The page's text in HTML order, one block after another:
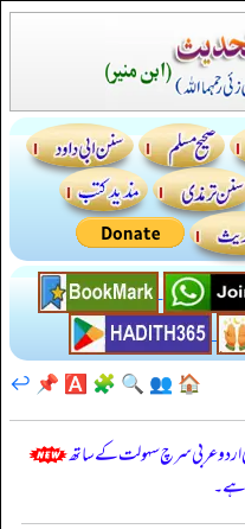
🏠
👥
🔍
🧩
🅰️
📌
↩️
اردو عربی سرچ سہولت کے ساتھ
ہے۔